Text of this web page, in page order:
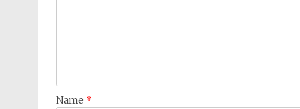
Name *